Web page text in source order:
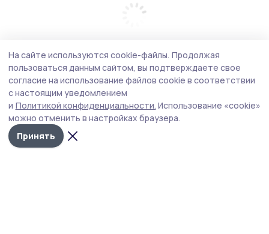
На сайте используются cookie-файлы. Продолжая
пользоваться данным сайтом, вы подтверждаете свое
согласие на использование файлов cookie в соответствии
с настоящим уведомлением
и Политикой конфиденциальности. Использование «cookie»
можно отменить в настройках браузера.
Принять